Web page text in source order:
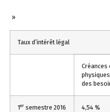
»
Taux d’intérêt légal
Créances
des
1er semestre 2016 4,54 %